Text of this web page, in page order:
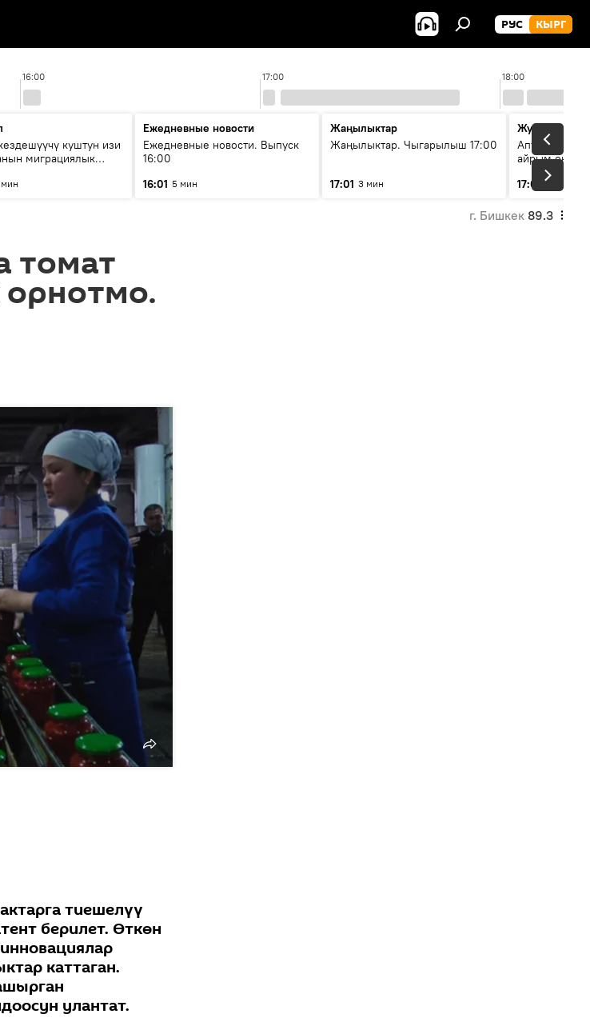
РУС КЫРГ
16:00 17:00 18:00
куштун изи
миграциялык
Ежедневные новости
Ежедневные новости. Выпуск
16:00
16:01 5 мин
Жаңылыктар
Жаңылыктар. Чыгарылыш 17:00
17:01 3 мин
Жума
Апта ичинде
айрым
17:05
г. Бишкек 89.3
томат
орнотмо.
тиешелүү
берилет. Өткөн
каттаган.
улантат.